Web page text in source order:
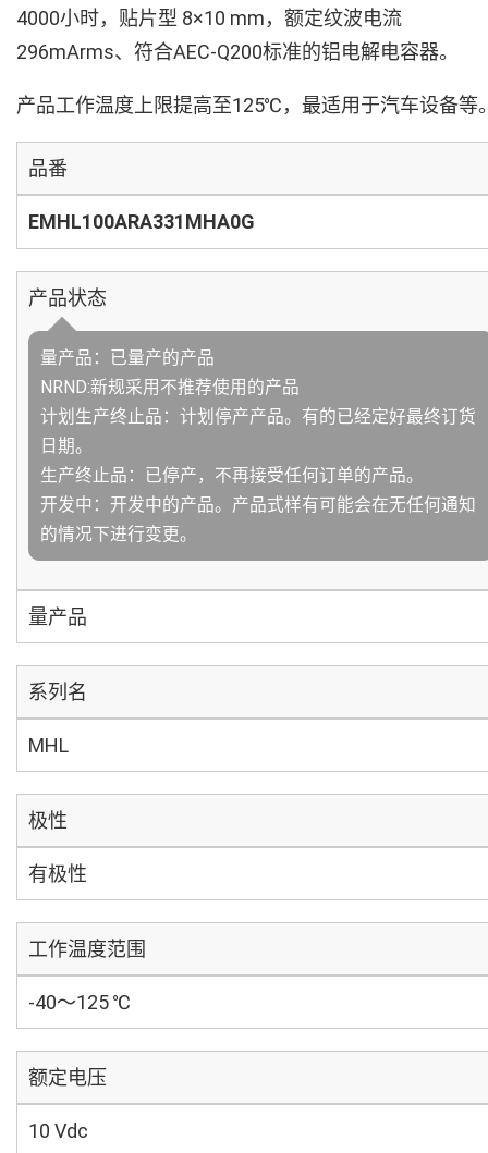
4000小时，贴片型 8×10 mm，额定纹波电流
296mArms、符合AEC-Q200标准的铝电解电容器。
产品工作温度上限提高至125℃，最适用于汽车设备等
品番
EMHL100ARA331MHA0G
产品状态
量产品：已量产的产品
NRND:新规采用不推荐使用的产品
计划生产终止品：计划停产产品。有的已经定好最终订货
日期。
生产终止品：已停产，不再接受任何订单的产品。
开发中：开发中的产品。产品式样有可能会在无任何通知
的情况下进行变更。
量产品
系列名
MHL
极性
有极性
工作温度范围
-40～125 ℃
额定电压
10 Vdc